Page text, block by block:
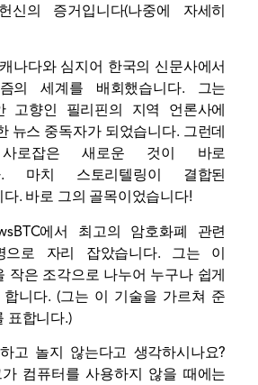
신의 증거입니다(나중에 자세히
나다와 심지어 한국의 신문사에서
의 세계를 배회했습니다. 그는
고향인 필리핀의 지역 언론사에
뉴스 중독자가 되었습니다. 그런데
로잡은 새로운 것이 바로
. 마치 스토리텔링이 결합된
. 바로 그의 골목이었습니다!
에서 최고의 암호화폐 관련
로 자리 잡았습니다. 그는 이
작은 조각으로 나누어 누구나 쉽게
니다. (그는 이 기술을 가르쳐 준
표합니다.)
고 놀지 않는다고 생각하시나요?
컴퓨터를 사용하지 않을 때에는